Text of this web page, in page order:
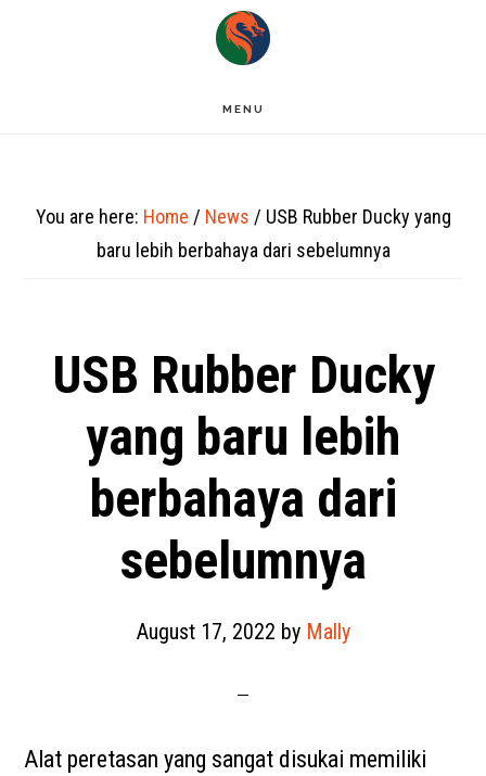
MENU
You are here: Home / News / USB Rubber Ducky yang
baru lebih berbahaya dari sebelumnya
USB Rubber Ducky
yang baru lebih
berbahaya dari
sebelumnya
August 17, 2022 by Mally
Alat peretasan yang sangat disukai memiliki